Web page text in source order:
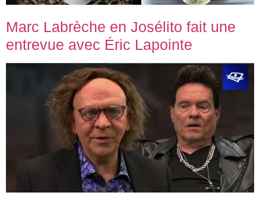
Marc Labrèche en Josélito fait une
entrevue avec Éric Lapointe